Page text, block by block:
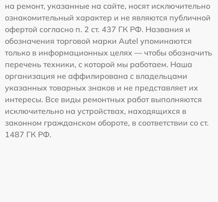
на ремонт, указанные на сайте, носят исключительно
ознакомительный характер и не являются публичной
офертой согласно п. 2 ст. 437 ГК РФ. Названия и
обозначения торговой марки Autel упоминаются
только в информационных целях — чтобы обозначить
перечень техники, с которой мы работаем. Наша
организация не аффилирована с владельцами
указанных товарных знаков и не представляет их
интересы. Все виды ремонтных работ выполняются
исключительно на устройствах, находящихся в
законном гражданском обороте, в соответствии со ст.
1487 ГК РФ.